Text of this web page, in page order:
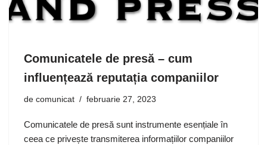
Comunicatele de presă – cum
influențează reputația companiilor
de comunicat februarie 27, 2023
Comunicatele de presă sunt instrumente esențiale în
ceea ce privește transmiterea informațiilor companiilor